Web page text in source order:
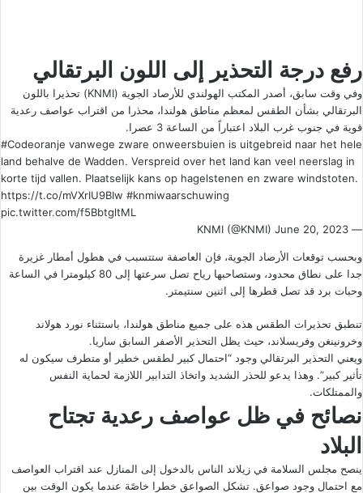
رفع درجة التحذير إلى اللون البرتقالي
وفي وقت سابق، أصدر المكتب الهولندي للأرصاد الجوية (KNMI) تحذيرا باللون
البرتقالي بشأن الطقس لمعظم مناطق هولندا، محذرا من اقتراب عواصف رعدية
قوية في جنوب غرب البلاد اعتباراً من الساعة 3 عصرا.
#Codeoranje vanwege zware onweersbuien is uitgebreid naar het hele
land behalve de Wadden. Verspreid over het land kan veel neerslag in
korte tijd vallen. Plaatselijk kans op hagelstenen en zware windstoten.
https://t.co/mVXrIU9BIw #knmiwaarschuwing
pic.twitter.com/f5BbtgltML
— KNMI (@KNMI)
June 20, 2023
وبحسب توقعات الأرصاد الجوية، فإن العاصفة ستتسبب في هطول أمطار غزيرة
جدا على نطاق محدود، وستصاحبها رياح تصل سرعتها إلى 80 كيلومترا في الساعة
وحبات برد قد تصل قطرها إلى اثنين سنتيمتر.
تنطبق تحذيرات الطقس هذه على جميع مناطق هولندا، باستثناء نورد هولاند
وخرونينغن وفريسلاند، حيث يظل التحذير الأصفر السابق ساريا.
ويعني التحذير البرتقالي وجود “احتمال كبير لطقس خطير أو متطرف سيكون له
تأثير كبير”. وهذا يدعو للحذر الشديد واتخاذ التدابير اللازمة لحماية النفس
والممتلكات.
نصائح في ظل عواصف رعدية تجتاح
البلاد
ينصح مجلس السلامة في زيلاند الناس بالدخول إلى المنازل عند اقتراب العواصف
مع احتمال وجود صواعق. تشكل الصواعق خطرا خاصًة عندما يكون الوقت بين